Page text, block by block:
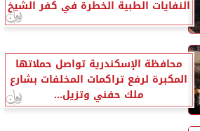
النفايات الطبية الخطرة في كفر الشيخ
محافظة الإسكندرية تواصل حملاتها
المكبرة لرفع تراكمات المخلفات بشارع
ملك حفني وتزيل...